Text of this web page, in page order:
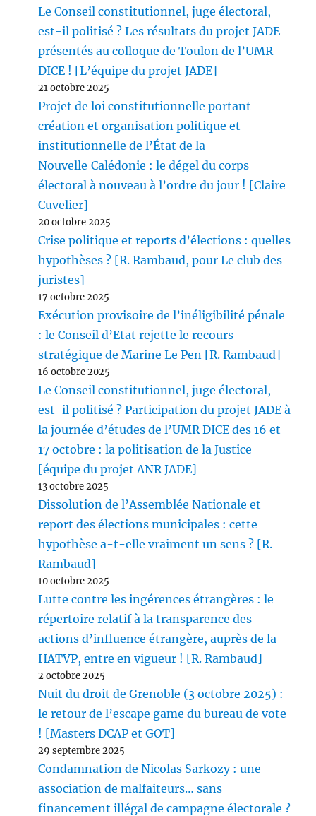
Le Conseil constitutionnel, juge électoral,
est-il politisé ? Les résultats du projet JADE
présentés au colloque de Toulon de l’UMR
DICE ! [L’équipe du projet JADE]
21 octobre 2025
Projet de loi constitutionnelle portant
création et organisation politique et
institutionnelle de l’État de la
Nouvelle‑Calédonie : le dégel du corps
électoral à nouveau à l’ordre du jour ! [Claire
Cuvelier]
20 octobre 2025
Crise politique et reports d’élections : quelles
hypothèses ? [R. Rambaud, pour Le club des
juristes]
17 octobre 2025
Exécution provisoire de l’inéligibilité pénale
: le Conseil d’Etat rejette le recours
stratégique de Marine Le Pen [R. Rambaud]
16 octobre 2025
Le Conseil constitutionnel, juge électoral,
est-il politisé ? Participation du projet JADE à
la journée d’études de l’UMR DICE des 16 et
17 octobre : la politisation de la Justice
[équipe du projet ANR JADE]
13 octobre 2025
Dissolution de l’Assemblée Nationale et
report des élections municipales : cette
hypothèse a-t-elle vraiment un sens ? [R.
Rambaud]
10 octobre 2025
Lutte contre les ingérences étrangères : le
répertoire relatif à la transparence des
actions d’influence étrangère, auprès de la
HATVP, entre en vigueur ! [R. Rambaud]
2 octobre 2025
Nuit du droit de Grenoble (3 octobre 2025) :
le retour de l’escape game du bureau de vote
! [Masters DCAP et GOT]
29 septembre 2025
Condamnation de Nicolas Sarkozy : une
association de malfaiteurs… sans
financement illégal de campagne électorale ?